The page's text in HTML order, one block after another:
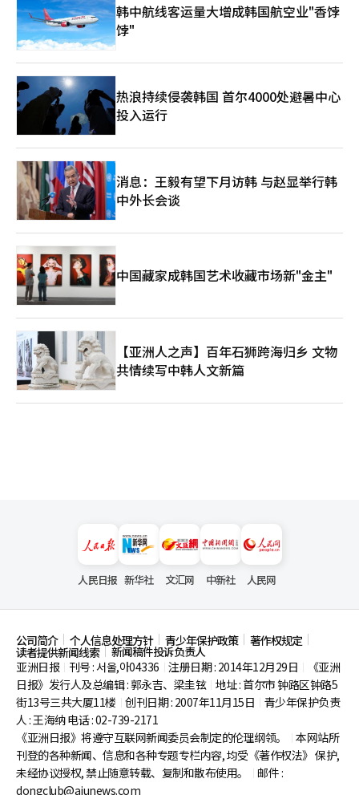
韩中航线客运量大增成韩国航空业"香饽
饽"
热浪持续侵袭韩国 首尔4000处避暑中心
投入运行
消息：王毅有望下月访韩 与赵显举行韩
中外长会谈
中国藏家成韩国艺术收藏市场新"金主"
【亚洲人之声】百年石狮跨海归乡 文物
共情续写中韩人文新篇
人民日报 新华社 文汇网 中新社 人民网
公司简介 个人信息处理方针 青少年保护政策 著作权规定
读者提供新闻线索
新闻稿件投诉负责人
亚洲日报
刊号 : 서울,아04336 注册日期 : 2014年12月29日
《亚洲
日报》发行人及总编辑 : 郭永吉、梁圭铉 地址 : 首尔市钟路区钟路5
街13号三共大厦11楼 创刊日期 : 2007年11月15日
青少年保护负责
人 : 王海纳 电话 : 02-739-2171
《亚洲日报》将遵守互联网新闻委员会制定的伦理纲领。
本网站所
刊登的各种新闻、信息和各种专题专栏内容, 均受《著作权法》 保护,
未经协议授权, 禁止随意转载、复制和散布使用。
邮件 :
dongclub@ajunews.com